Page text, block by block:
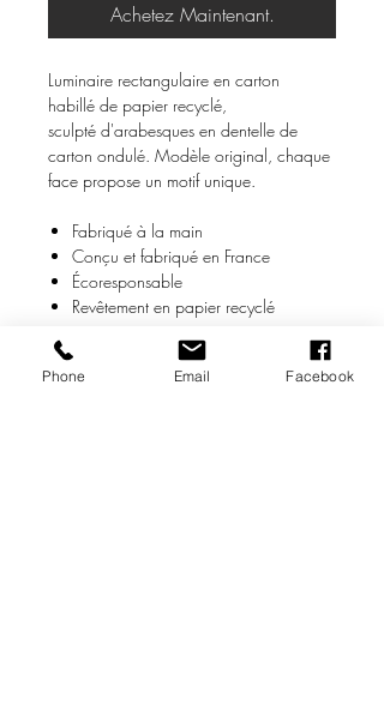
Achetez Maintenant.
Luminaire rectangulaire en carton
habillé de papier recyclé,
sculpté d'arabesques en dentelle de
carton ondulé. Modèle original, chaque
face propose un motif unique.
Fabriqué à la main
Conçu et fabriqué en France
Écoresponsable
Revêtement en papier recyclé
Dimensions * (HxLxP) : 100 x 20 x 10
cm
Phone Email Facebook